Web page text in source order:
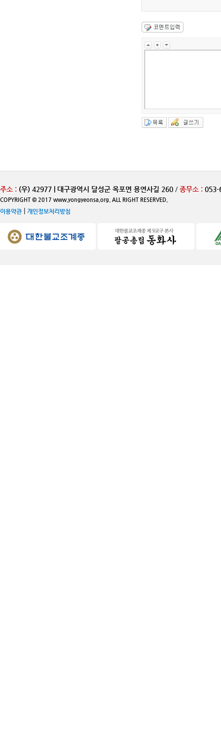
주소 : (우) 42977 | 대구광역시 달성군 옥포면 용연사길 260 / 종무소 : 053-
COPYRIGHT © 2017 www.yongyeonsa.org. ALL RIGHT RESERVED.
이용약관| 개인정보처리방침